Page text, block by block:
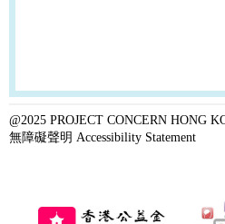
@2025 PROJECT CONCERN HONG
無障礙聲明 Accessibility Statement